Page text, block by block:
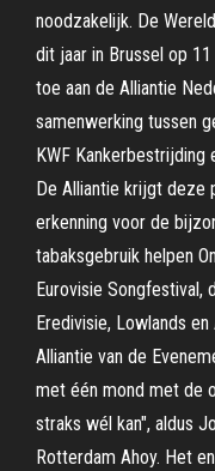
noodzakelijk. De
dit jaar in Brussel op 11
toe aan de Alliantie
samenwerking tussen
KWF Kankerbestrijding
De Alliantie krijgt deze
erkenning voor de
tabaksgebruik helpen
Eurovisie Songfestival,
Eredivisie, Lowlands
Alliantie van de
met één mond met de
straks wél kan", aldus
Rotterdam Ahoy. Het